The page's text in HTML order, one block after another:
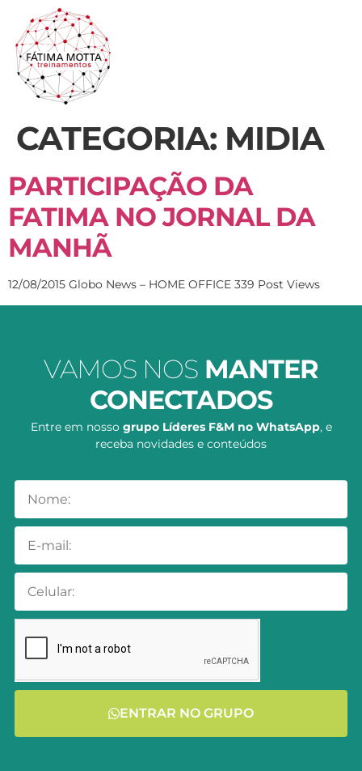
CATEGORIA: MIDIA
PARTICIPAÇÃO DA
FATIMA NO JORNAL DA
MANHÃ
12/08/2015 Globo News – HOME OFFICE 339 Post Views
VAMOS NOS MANTER
CONECTADOS
Entre em nosso grupo Líderes F&M no WhatsApp, e
receba novidades e conteúdos
ENTRAR NO GRUPO